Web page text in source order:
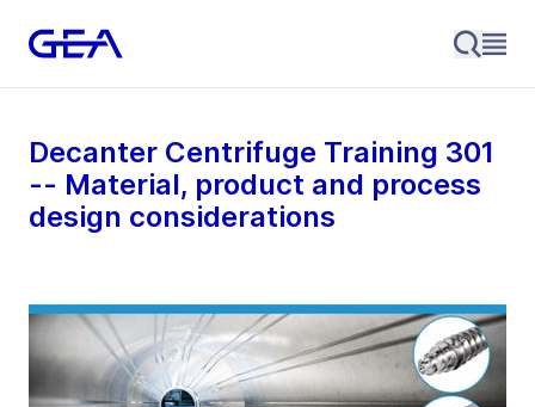
Decanter Centrifuge Training 301
-- Material, product and process
design considerations